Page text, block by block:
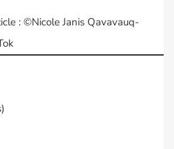
: ©Nicole Janis Qavavauq-